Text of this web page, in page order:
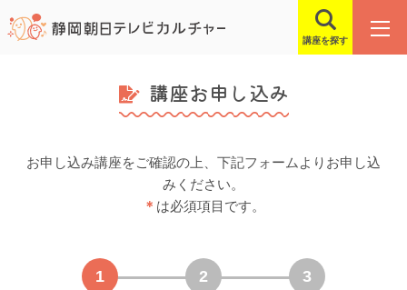
講座を探す
講座お申し込み
お申し込み講座をご確認の上、下記フォームよりお申し込
みください。
＊ は必須項目です。